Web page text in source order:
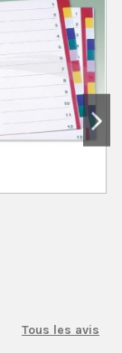
Tous les avis